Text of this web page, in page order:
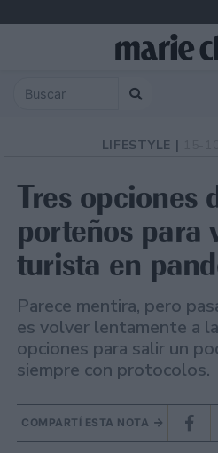
LIFESTYLE |
Tres opciones
porteños para
turista en
Parece mentira, pero
es volver lentamente a
opciones para salir un
siempre con protocolos.
COMPARTÍ ESTA NOTA